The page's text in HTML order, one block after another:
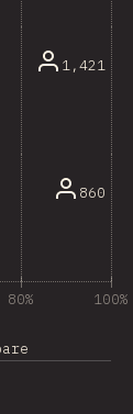
1,421
860
80% 100%